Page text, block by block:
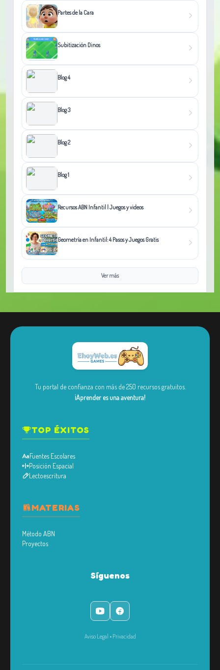
Partes de la Cara
Subitización Dinos
Blog 4
Blog 3
Blog 2
Blog 1
Recursos ABN Infantil | Juegos y videos
Geometría en Infantil: 4 Pasos y Juegos Gratis
Ver más
Tu portal de confianza con más de 250 recursos gratuitos.
¡Aprender es una aventura!
TOP ÉXITOS
Fuentes Escolares
Posición Espacial
Lectoescritura
MATERIAS
Método ABN
Proyectos
Síguenos
Aviso Legal • Privacidad